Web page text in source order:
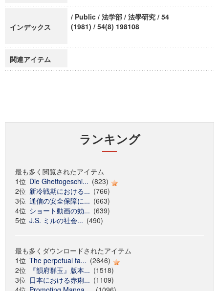
インデックス
/ Public / 法学部 / 法學研究 / 54
(1981) / 54(8) 198108
関連アイテム
ランキング
最も多く閲覧されたアイテム
1位 Die Ghettogeschi... (823)
2位 新冷戦期における... (766)
3位 通信の安全保障に... (663)
4位 ショート動画の効... (639)
5位 J.S. ミルの社会... (490)
最も多くダウンロードされたアイテム
1位 The perpetual fa... (2646)
2位
『韻府群玉』版本... (1518)
3位 日本における赤痢... (1109)